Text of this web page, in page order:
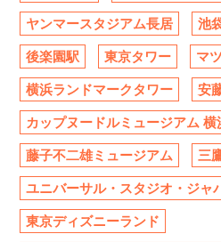
ヤンマースタジアム長居 池
後楽園駅 東京タワー マ
横浜ランドマークタワー 安
カップヌードルミュージアム 横
藤子不二雄ミュージアム 三
ユニバーサル・スタジオ・ジャ
東京ディズニーランド